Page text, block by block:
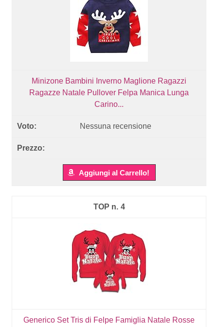
Minizone Bambini Inverno Maglione Ragazzi
Ragazze Natale Pullover Felpa Manica Lunga
Carino...
Nessuna recensione
Aggiungi al Carrello!
4
Generico Set Tris di Felpe Famiglia Natale Rosse